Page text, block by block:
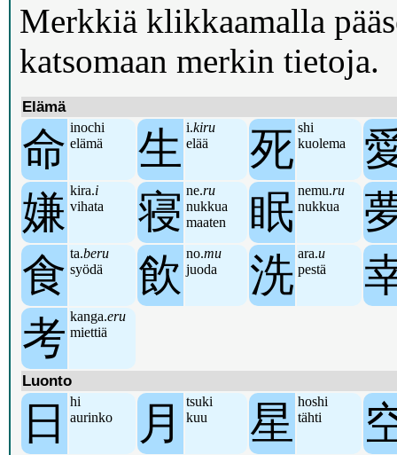
Merkkiä klikkaamalla
katsomaan merkin tietoja.
Elämä
命 inochi
elämä
生 i.kiru
elää
死 shi
kuolema
嫌 kira.i
vihata
寝 ne.ru
nukkua
maaten
眠 nemu.ru
nukkua
食 ta.beru
syödä
飲 no.mu
juoda
洗 ara.u
pestä
考 kanga.eru
miettiä
Luonto
日
hi
aurinko
月
tsuki
kuu
星 hoshi
tähti